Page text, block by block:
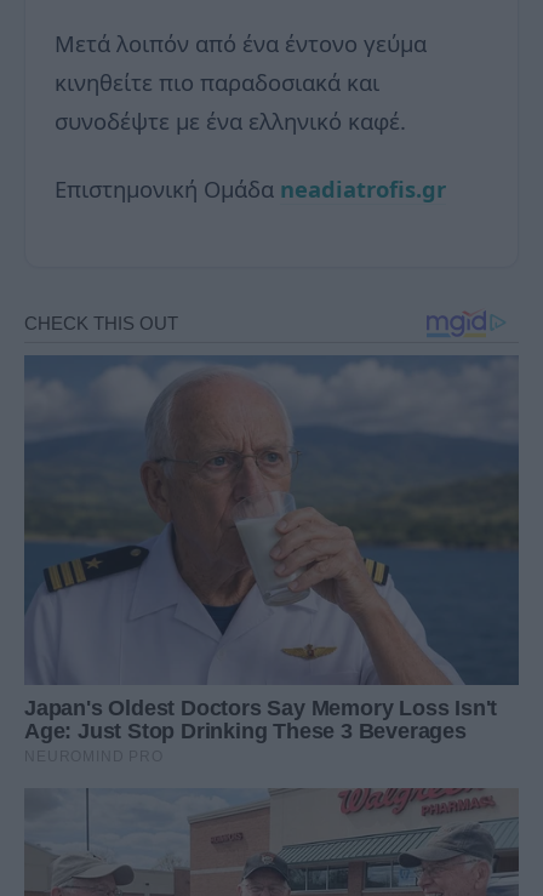
Μετά λοιπόν από ένα έντονο γεύμα
κινηθείτε πιο παραδοσιακά και
συνοδέψτε με ένα ελληνικό καφέ.
Επιστημονική Ομάδα neadiatrofis.gr